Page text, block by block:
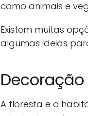
como animais e
Existem muitas
algumas ideias
A floresta e o